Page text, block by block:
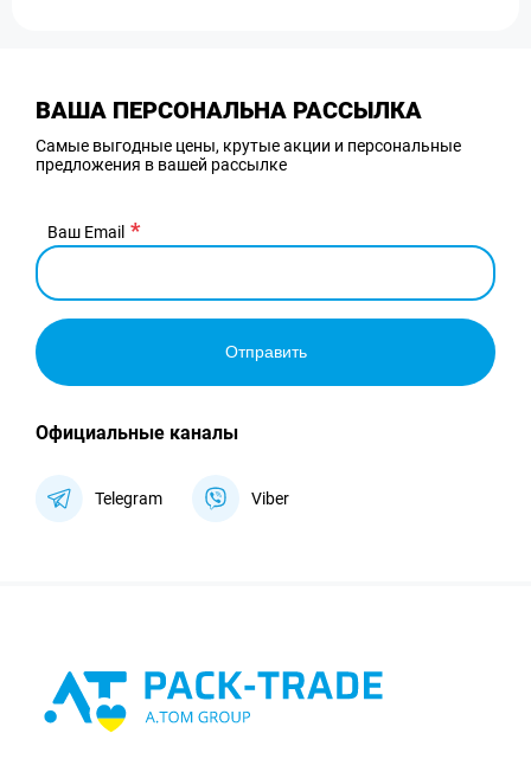
ВАША ПЕРСОНАЛЬНА РАССЫЛКА
Самые выгодные цены, крутые акции и персональные
предложения в вашей рассылке
Ваш Email
Отправить
Официальные каналы
Telegram Viber